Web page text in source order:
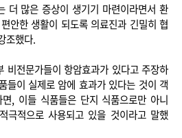
더 많은 증상이 생기기 마련이라면서 환
안한 생활이 되도록 의료진과 긴밀히 협
조했다.
비전문가들이 항암효과가 있다고 주장하
들이 실제로 암에 효과가 있다는 것이 객
, 이들 식품들은 단지 식품으로만 아니
극적으로 사용되고 있을 것이라고 말했